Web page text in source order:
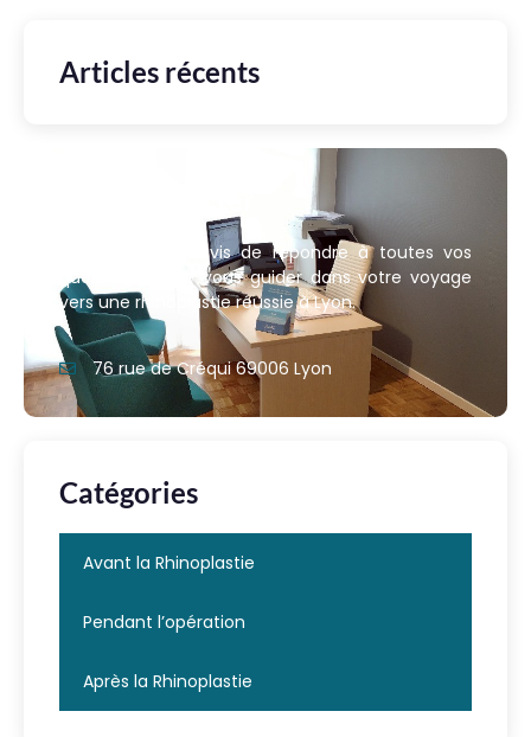
Articles récents
Nous sommes ravis de répondre à toutes vos
questions et de vous guider dans votre voyage
vers une rhinoplastie réussie à Lyon.
76 rue de Créqui 69006 Lyon
Catégories
Avant la Rhinoplastie
Pendant l’opération
Après la Rhinoplastie